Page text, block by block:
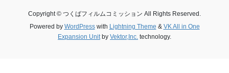
Copyright © つくばフィルムコミッション All Rights Reserved.
Powered by WordPresswith Lightning Theme & VK All in One
Expansion Unit by Vektor,Inc. technology.